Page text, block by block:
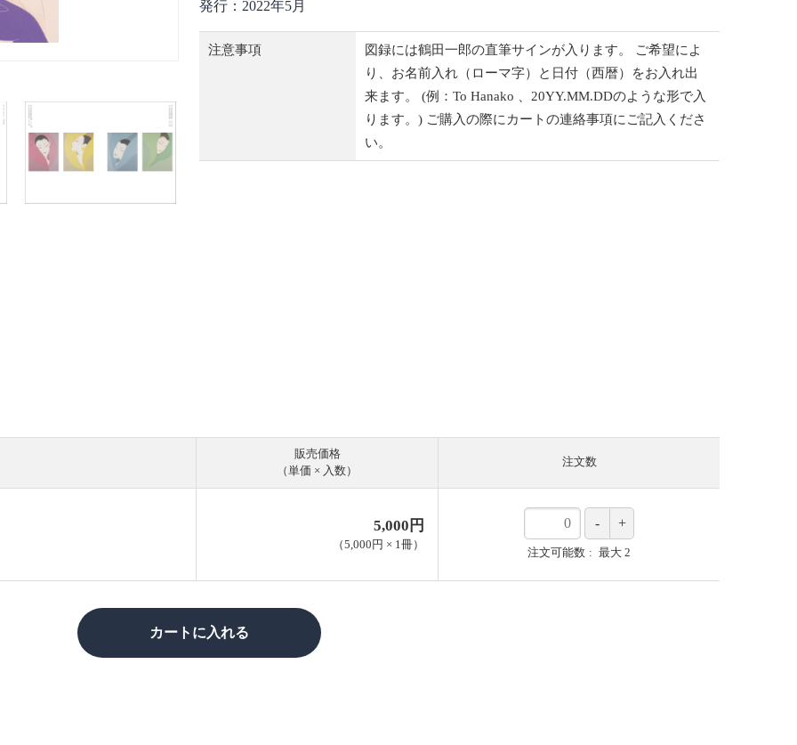
発行：2022年5月
注意事項
図録には鶴田一郎の直筆サインが入ります。 ご希望によ
り、お名前入れ（ローマ字）と日付（西暦）をお入れ出
来ます。 (例：To Hanako 、20YY.MM.DDのような形で入
ります。) ご購入の際にカートの連絡事項にご記入くださ
い。
販売価格
（単価 × 入数）
注文数
5,000円
（5,000円 × 1冊）
注文可能数 最大 2
カートに入れる